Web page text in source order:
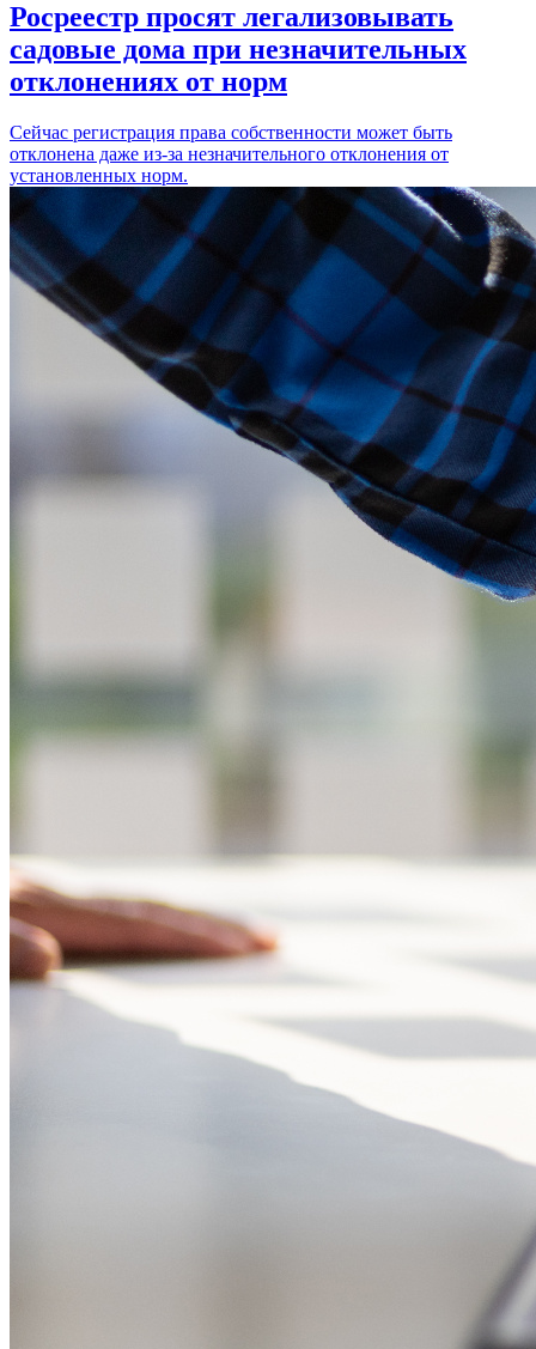
Росреестр просят легализовывать
садовые дома при незначительных
отклонениях от норм
Сейчас регистрация права собственности может быть
отклонена даже из-за незначительного отклонения от
установленных норм.